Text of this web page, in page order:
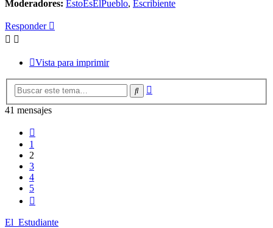
Moderadores: EstoEsElPueblo, Escribiente
Responder
Vista para imprimir
Buscar
41 mensajes
1
2
3
4
5
El_Estudiante